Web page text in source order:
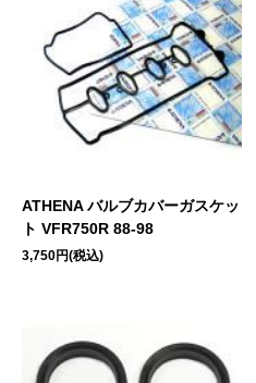
ATHENA バルブカバーガスケッ
ト VFR750R 88-98
3,750円(税込)